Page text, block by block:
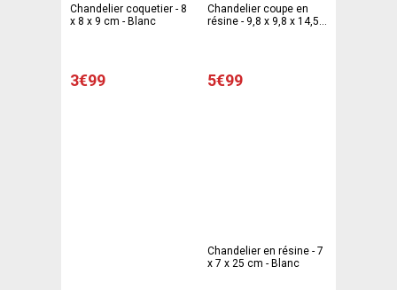
Chandelier coquetier - 8
x 8 x 9 cm - Blanc
3€99
Chandelier coupe en
résine - 9,8 x 9,8 x 14,5
5€99
Chandelier en résine - 7
x 7 x 25 cm - Blanc